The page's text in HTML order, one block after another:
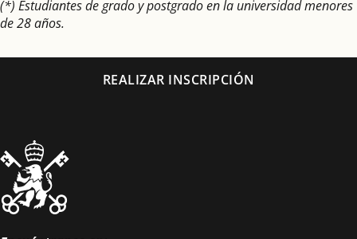
(*) Estudiantes de grado y postgrado en la universidad menores
de 28 años.
REALIZAR INSCRIPCIÓN